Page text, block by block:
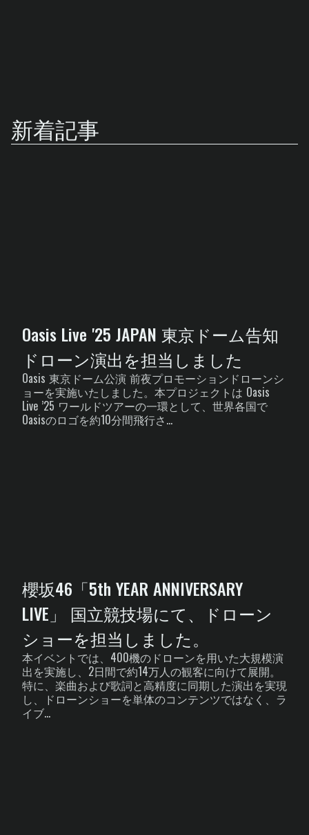
新着記事
Oasis Live '25 JAPAN 東京ドーム告知
ドローン演出を担当しました
Oasis 東京ドーム公演 前夜プロモーションドローンシ
ョーを実施いたしました。本プロジェクトは Oasis
Live ’25 ワールドツアーの一環として、世界各国で
Oasisのロゴを約10分間飛行さ...
櫻坂46「5th YEAR ANNIVERSARY
LIVE」 国立競技場にて、ドローン
ショーを担当しました。
本イベントでは、400機のドローンを用いた大規模演
出を実施し、2日間で約14万人の観客に向けて展開。
特に、楽曲および歌詞と高精度に同期した演出を実現
し、ドローンショーを単体のコンテンツではなく、ラ
イブ...